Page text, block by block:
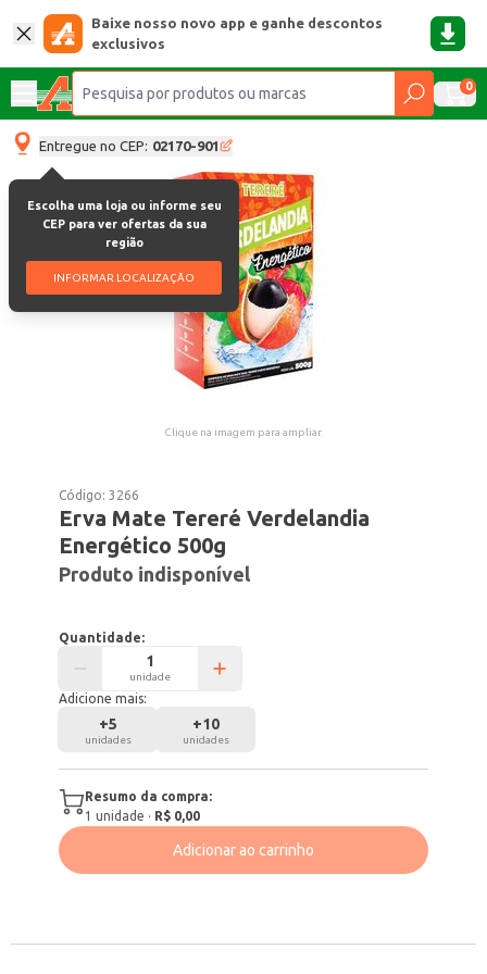
Baixe nosso novo app e ganhe descontos
exclusivos
0
Entregue no CEP: 02170-901
Escolha uma loja ou informe seu
CEP para ver ofertas da sua
região
INFORMAR LOCALIZAÇÃO
Clique na imagem para ampliar.
Código:3266
Erva Mate Tereré Verdelandia
Energético 500g
Produto indisponível
Quantidade:
unidade
Adicione mais:
+5
unidades
+10
unidades
Resumo da compra:
1 unidade · R$ 0,00
Adicionar ao carrinho